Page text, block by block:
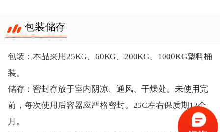
包装储存
包装：本品采用25KG、60KG、200KG、1000KG塑料桶
装。
储存：密封存放于室内阴凉、通风、干燥处。未使用完
前，每次使用后容器应严格密封。25C左右保质期12个
月。